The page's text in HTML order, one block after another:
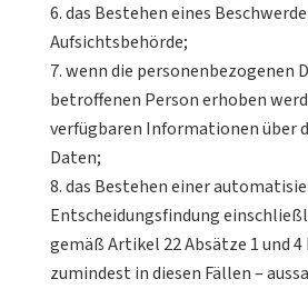
das Bestehen eines
Aufsichtsbehörde;
wenn die personenbezogenen
betroffenen Person erhoben
verfügbaren Informationen über
Daten;
das Bestehen einer
Entscheidungsfindung
gemäß Artikel 22 Absätze 1 und 4
zumindest in diesen Fällen –